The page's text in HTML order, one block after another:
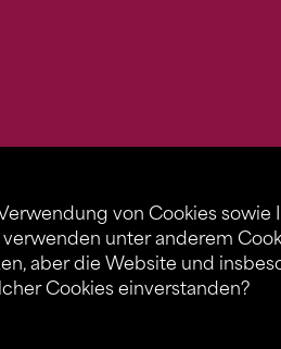
von Cookies sowie
verwenden unter anderem
aber die Website und
Cookies einverstanden?